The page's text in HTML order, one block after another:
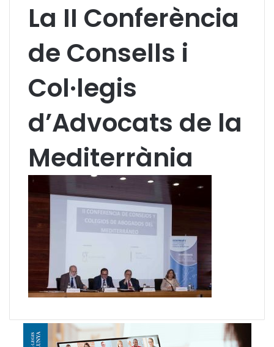
La II Conferència
de Consells i
Col·legis
d’Advocats de la
Mediterrània